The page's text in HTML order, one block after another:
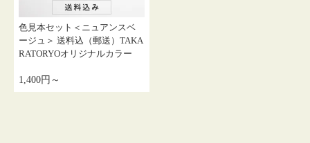
色見本セット＜ニュアンスベ
ージュ＞ 送料込（郵送）TAKA
RATORYOオリジナルカラー
1,400円～